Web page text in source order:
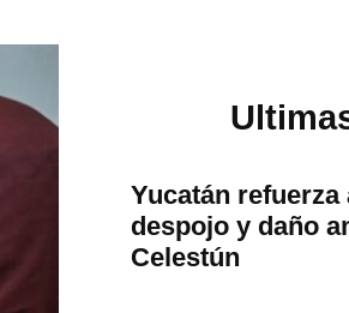
Yucatán
despojo y daño
Celestún